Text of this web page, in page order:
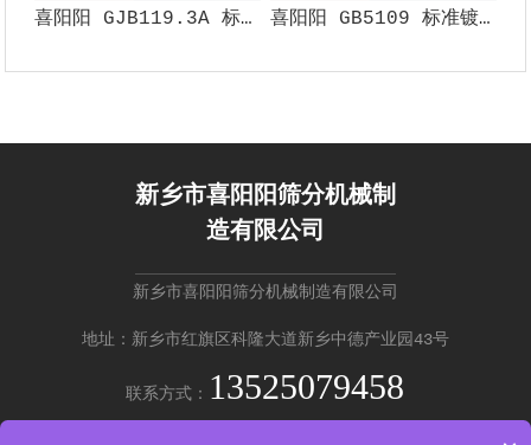
喜阳阳 GJB119.3A 标准钢丝螺套（5H 精度） 喜阳阳 GB5109 标准镀银钢丝螺套（5H 精度）
新乡市喜阳阳筛分机械制
造有限公司
新乡市喜阳阳筛分机械制造有限公司
地址：新乡市红旗区科隆大道新乡中德产业园43号
联系方式： 13525079458